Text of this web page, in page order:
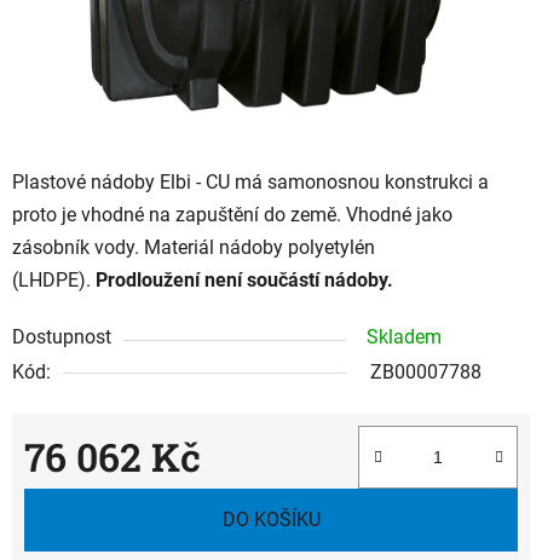
Plastové nádoby Elbi - CU má samonosnou konstrukci a
proto je vhodné na zapuštění do země. Vhodné jako
zásobník vody. Materiál nádoby polyetylén
(LHDPE). Prodloužení není součástí nádoby.
Dostupnost
Skladem
Kód:
ZB00007788
76 062 Kč
Měrná cena:
DO KOŠÍKU